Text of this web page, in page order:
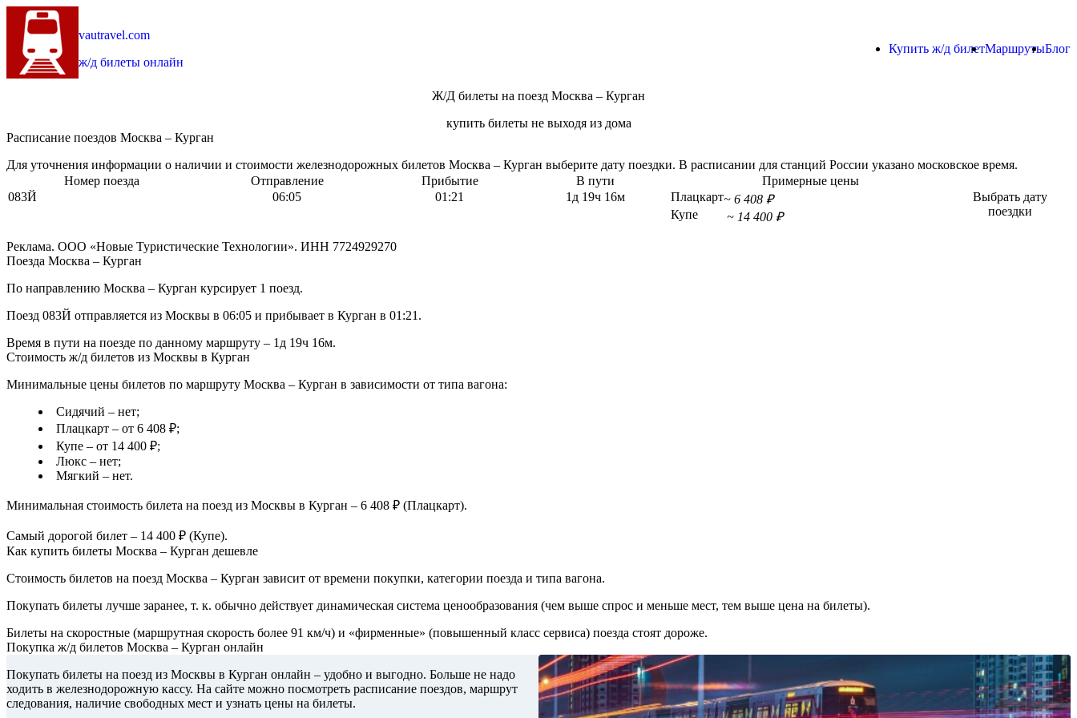
vautravel.com
ж/д билеты онлайн
Купить ж/д билетМаршрутыБлог
Ж/Д билеты на поезд Москва – Курган
купить билеты не выходя из дома
Расписание поездов Москва – Курган
Для уточнения информации о наличии и стоимости железнодорожных билетов Москва – Курган выберите дату поездки. В расписании для станций России указано московское время.
Номер поезда
Отправление Прибытие В пути
Примерные цены
083Й
06:05 01:21 1д 19ч 16м Плацкарт~ 6 408 ₽
Купе
~ 14 400 ₽
Выбрать дату
поездки
Реклама. ООО «Новые Туристические Технологии». ИНН 7724929270
Поезда Москва – Курган
По направлению Москва – Курган курсирует 1 поезд.
Поезд 083Й отправляется из Москвы в 06:05 и прибывает в Курган в 01:21.
Время в пути на поезде по данному маршруту – 1д 19ч 16м.
Стоимость ж/д билетов из Москвы в Курган
Минимальные цены билетов по маршруту Москва – Курган в зависимости от типа вагона:
Сидячий – нет;
Плацкарт – от 6 408 ₽;
Купе – от 14 400 ₽;
Люкс – нет;
Мягкий – нет.
Минимальная стоимость билета на поезд из Москвы в Курган – 6 408 ₽ (Плацкарт).
Самый дорогой билет – 14 400 ₽ (Купе).
Как купить билеты Москва – Курган дешевле
Стоимость билетов на поезд Москва – Курган зависит от времени покупки, категории поезда и типа вагона.
Покупать билеты лучше заранее, т. к. обычно действует динамическая система ценообразования (чем выше спрос и меньше мест, тем выше цена на билеты).
Билеты на скоростные (маршрутная скорость более 91 км/ч) и «фирменные» (повышенный класс сервиса) поезда стоят дороже.
Покупка ж/д билетов Москва – Курган онлайн
Покупать билеты на поезд из Москвы в Курган онлайн – удобно и выгодно. Больше не надо
ходить в железнодорожную кассу. На сайте можно посмотреть расписание поездов, маршрут
следования, наличие свободных мест и узнать цены на билеты.